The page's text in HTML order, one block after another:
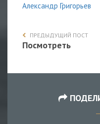
Александр Григорьев
ПРЕДЫДУЩИЙ ПОСТ
Посмотреть